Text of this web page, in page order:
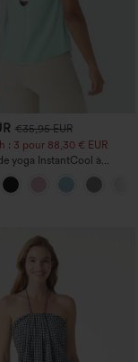
€35,95 EUR
: 3 pour 88,30 € EUR
yoga InstantCool à
U et ourlet arrondi –